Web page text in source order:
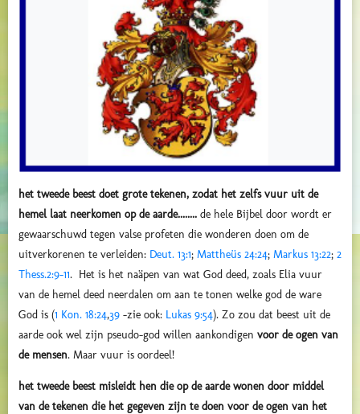
het tweede beest doet grote tekenen, zodat het zelfs vuur uit de
hemel laat neerkomen op de aarde........ de hele Bijbel door wordt er
gewaarschuwd tegen valse profeten die wonderen doen om de
uitverkorenen te verleiden: Deut. 13:1; Mattheüs 24:24; Markus 13:22; 2
Thess.2:9-11. Het is het naäpen van wat God deed, zoals Elia vuur
van de hemel deed neerdalen om aan te tonen welke god de ware
God is (1 Kon. 18:24,39 -zie ook: Lukas 9:54). Zo zou dat beest uit de
aarde ook wel zijn pseudo-god willen aankondigen voor de ogen van
de mensen. Maar vuur is oordeel!
het tweede beest misleidt hen die op de aarde wonen door middel
van de tekenen die het gegeven zijn te doen voor de ogen van het